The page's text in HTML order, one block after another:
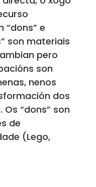
“dons” e
son materiais
pero
son
nenos
dos
“dons” son
de
(Lego,